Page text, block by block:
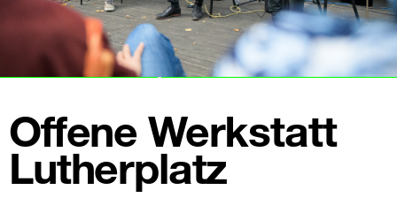
Offene Werkstatt
Lutherplatz